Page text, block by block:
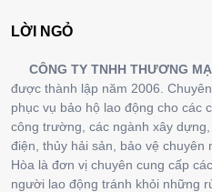
LỜI NGỎ
CÔNG TY TNHH THƯƠNG
được thành lập năm 2006.
phục vụ bảo hộ lao động cho các
công trường, các ngành xây
điện, thủy hải sản, bảo vệ
Hòa là đơn vị chuyên cung cấp
người lao động tránh khỏi những